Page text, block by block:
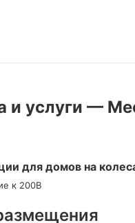
и услуги —
для домов на
к 200В